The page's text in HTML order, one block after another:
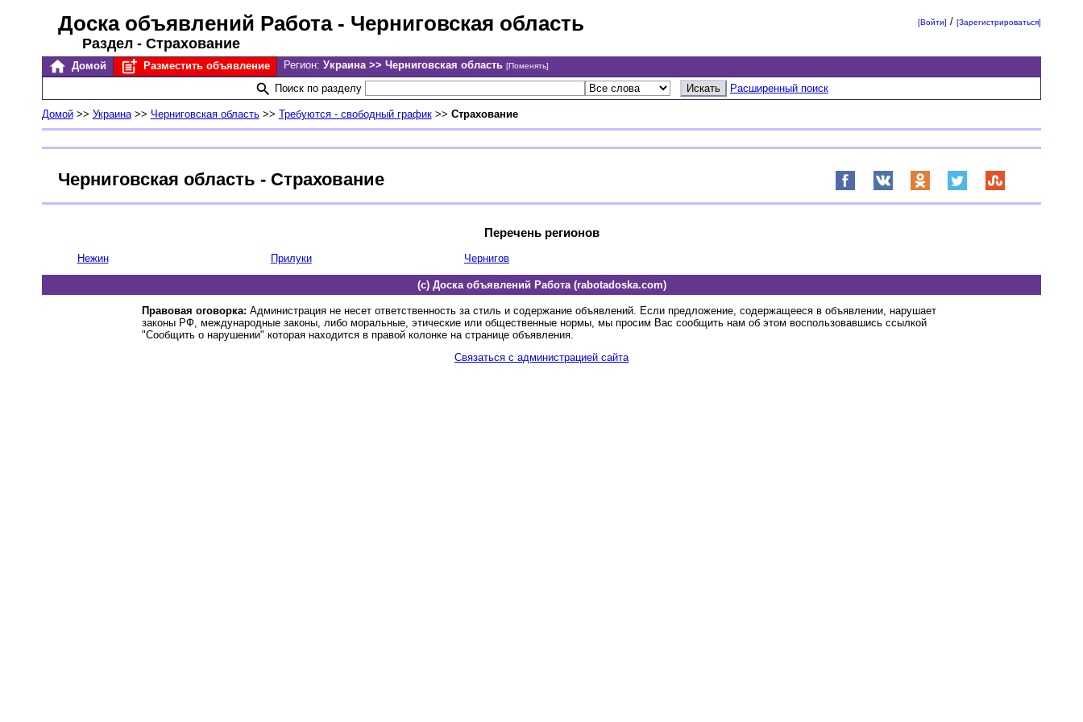
Доска объявлений Работа- Черниговская область
Раздел - Страхование
[Войти] /[Зарегистрироваться]
Домой Разместить объявление Регион: Украина >> Черниговская область [Поменять]
Поиск по разделу Расширенный поиск
Домой>> Украина>> Черниговская область>> Требуются - свободный график>> Страхование
Черниговская область - Страхование
Перечень регионов
Нежин Прилуки Чернигов
(c) Доска объявлений Работа (rabotadoska.com)
Правовая оговорка: Администрация не несет ответственность за стиль и содержание объявлений. Если предложение, содержащееся в объявлении, нарушает
законы РФ, международные законы, либо моральные, этические или общественные нормы, мы просим Вас сообщить нам об этом воспользовавшись ссылкой
"Сообщить о нарушении" которая находится в правой колонке на странице объявления.
Связаться с администрацией сайта